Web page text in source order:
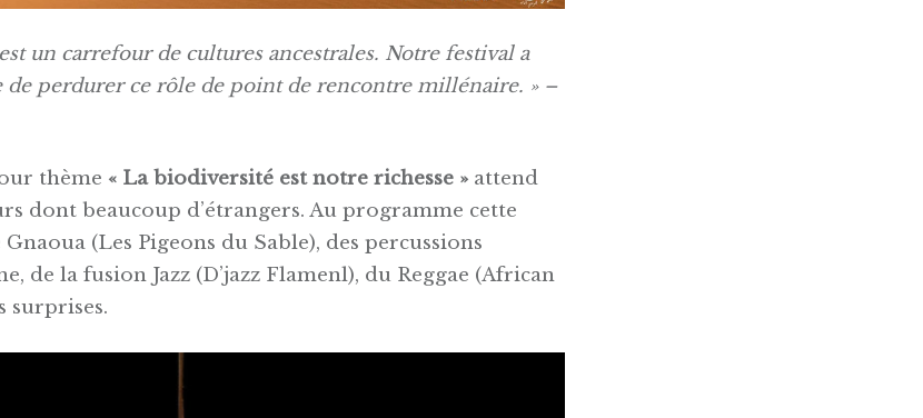
un carrefour de cultures ancestrales. Notre festival a
perdurer ce rôle de point de rencontre millénaire. » –
thème « La biodiversité est notre richesse » attend
dont beaucoup d’étrangers. Au programme cette
(Les Pigeons du Sable), des percussions
de la fusion Jazz (D’jazz Flamenl), du Reggae (African
surprises.